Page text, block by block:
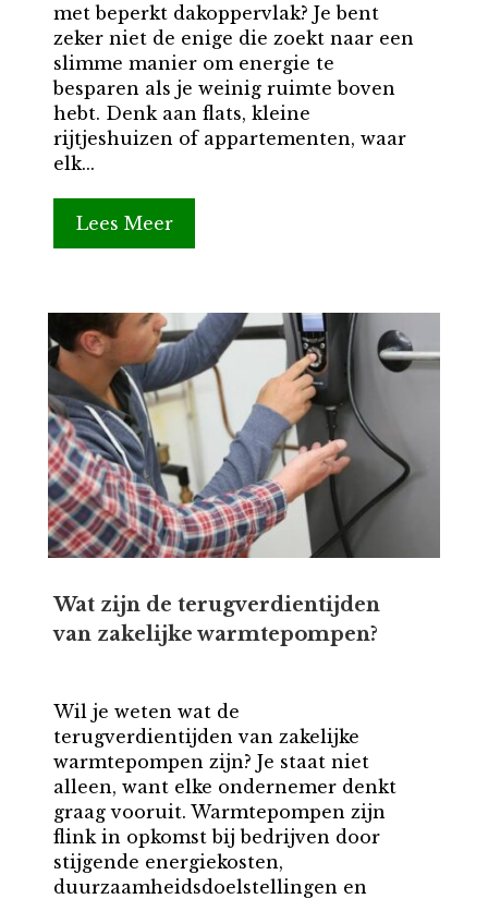
met beperkt dakoppervlak? Je bent
zeker niet de enige die zoekt naar een
slimme manier om energie te
besparen als je weinig ruimte boven
hebt. Denk aan flats, kleine
rijtjeshuizen of appartementen, waar
elk...
Lees Meer
Wat zijn de terugverdientijden
van zakelijke warmtepompen?
Wil je weten wat de
terugverdientijden van zakelijke
warmtepompen zijn? Je staat niet
alleen, want elke ondernemer denkt
graag vooruit. Warmtepompen zijn
flink in opkomst bij bedrijven door
stijgende energiekosten,
duurzaamheidsdoelstellingen en